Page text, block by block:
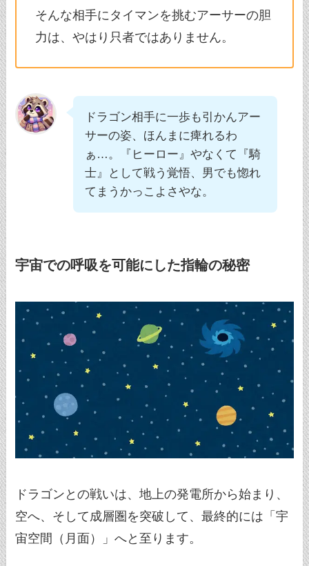
そんな相手にタイマンを挑むアーサーの胆
力は、やはり只者ではありません。
ドラゴン相手に一歩も引かんアー
サーの姿、ほんまに痺れるわ
ぁ…。『ヒーロー』やなくて『騎
士』として戦う覚悟、男でも惚れ
てまうかっこよさやな。
宇宙での呼吸を可能にした指輪の秘密
ドラゴンとの戦いは、地上の発電所から始まり、
空へ、そして成層圏を突破して、最終的には「宇
宙空間（月面）」へと至ります。